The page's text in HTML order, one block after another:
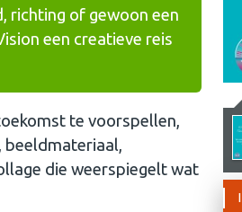
richting of gewoon een
een creatieve reis
te voorspellen,
beeldmateriaal,
die weerspiegelt wat